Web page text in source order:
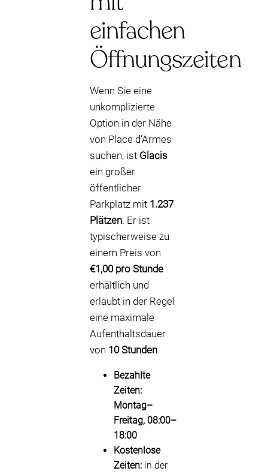
einfachen
Öffnungszeiten
Wenn Sie eine
unkomplizierte
Option in der Nähe
von Place d’Armes
suchen, ist Glacis
ein großer
öffentlicher
Parkplatz mit 1.237
Plätzen. Er ist
typischerweise zu
einem Preis von
€1,00 pro Stunde
erhältlich und
erlaubt in der Regel
eine maximale
Aufenthaltsdauer
von 10 Stunden.
Bezahlte
Zeiten:
Montag–
Freitag, 08:00–
18:00
Kostenlose
Zeiten: in der